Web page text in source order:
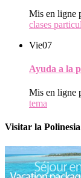
Mis en ligne
clases
Vie07
Ayuda a la
Mis en ligne
tema
Visitar la Polinesia